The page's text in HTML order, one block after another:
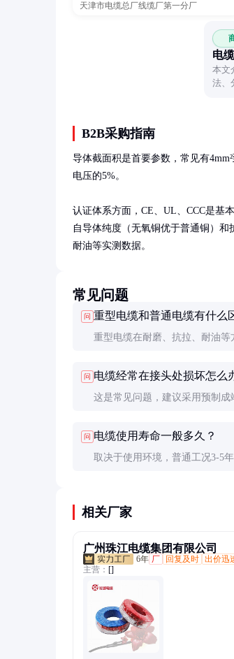
天津市电缆总厂线缆厂第一分厂
电
本文
法、
B2B采购指南
导体截面积是首要参数，常见有
电压的5%。
认证体系方面，CE、UL、CCC是基
自导体纯度（无氧铜优于普通铜）和
耐油等实测数据。
常见问题
问 重型电缆和普通电缆有什么
重型电缆在耐磨、抗拉、耐油
设备必须用重型电缆。
问 电缆经常在接头处损坏怎么
这是常见问题，建议采用预制
问 电缆使用寿命一般多久？
取决于使用环境，普通工况3-5
相关厂家
广州珠江电缆集团有限公司
6年 厂 回复及时 出价迅
主营： []